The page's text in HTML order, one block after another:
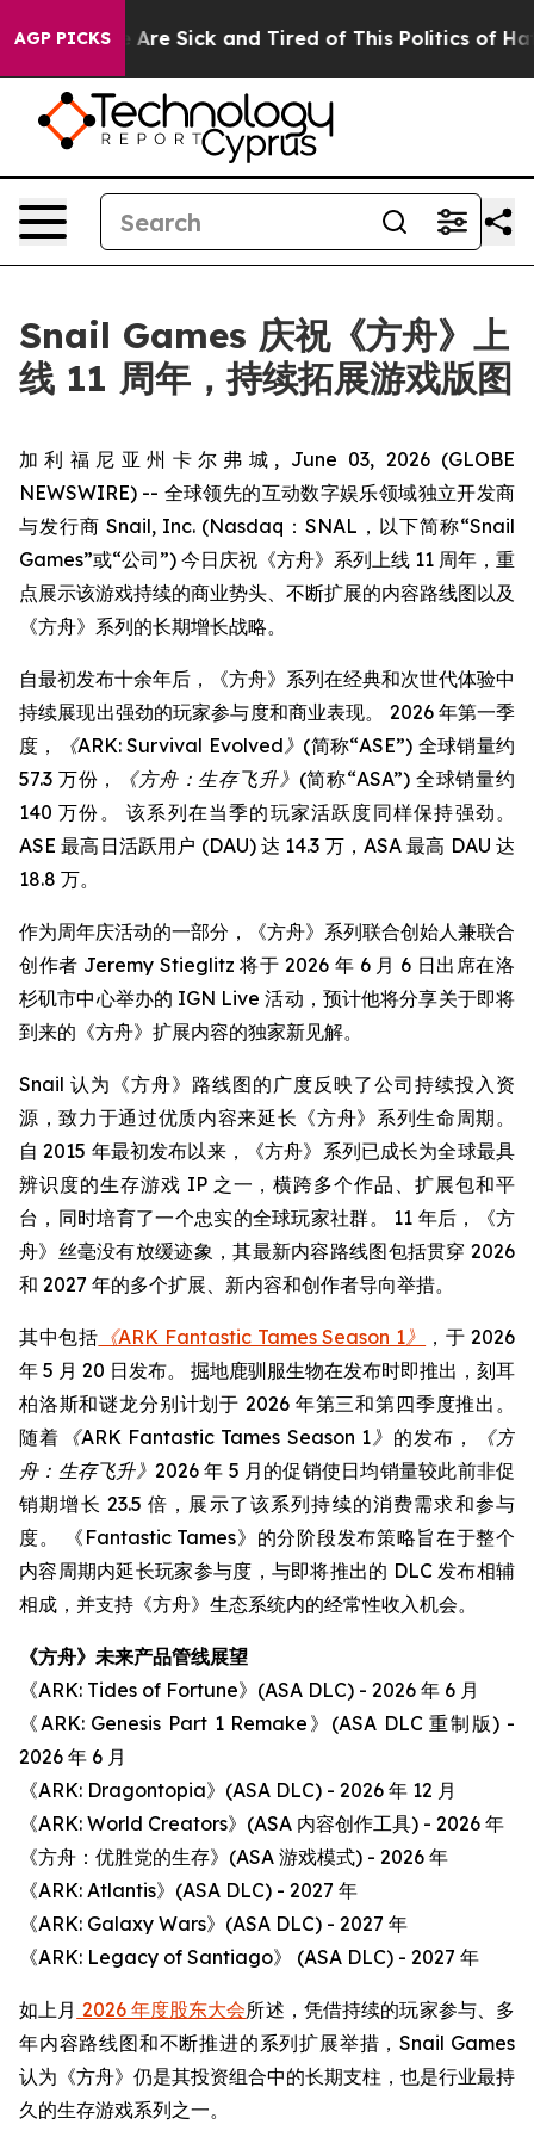
AGP PICKSAre Sick and Tired of This Politics of Hatred”
Snail Games 庆祝《方舟》上
线 11 周年，持续拓展游戏版图
加利福尼亚州卡尔弗城, June 03, 2026 (GLOBE
NEWSWIRE) -- 全球领先的互动数字娱乐领域独立开发商
与发行商 Snail, Inc. (Nasdaq：SNAL，以下简称“Snail
Games”或“公司”) 今日庆祝《方舟》系列上线 11 周年，重
点展示该游戏持续的商业势头、不断扩展的内容路线图以及
《方舟》系列的长期增长战略。
自最初发布十余年后，《方舟》系列在经典和次世代体验中
持续展现出强劲的玩家参与度和商业表现。 2026 年第一季
度，
《ARK: Survival Evolved》 (简称“ASE”) 全球销量约
57.3 万份，
《方舟：生存飞升》 (简称“ASA”) 全球销量约
140 万份。 该系列在当季的玩家活跃度同样保持强劲。
ASE 最高日活跃用户 (DAU) 达 14.3 万，ASA 最高 DAU 达
18.8 万。
作为周年庆活动的一部分，《方舟》系列联合创始人兼联合
创作者 Jeremy Stieglitz 将于 2026 年 6 月 6 日出席在洛
杉矶市中心举办的 IGN Live 活动，预计他将分享关于即将
到来的《方舟》扩展内容的独家新见解。
Snail 认为《方舟》路线图的广度反映了公司持续投入资
源，致力于通过优质内容来延长《方舟》系列生命周期。
自 2015 年最初发布以来，《方舟》系列已成长为全球最具
辨识度的生存游戏 IP 之一，横跨多个作品、扩展包和平
台，同时培育了一个忠实的全球玩家社群。 11 年后，《方
舟》丝毫没有放缓迹象，其最新内容路线图包括贯穿 2026
和 2027 年的多个扩展、新内容和创作者导向举措。
其中包括 《ARK Fantastic Tames Season 1》
，于 2026
年 5 月 20 日发布。 掘地鹿驯服生物在发布时即推出，刻耳
柏洛斯和谜龙分别计划于 2026 年第三和第四季度推出。
随着 《ARK Fantastic Tames Season 1》 的发布，
《方
舟：生存飞升》 2026 年 5 月的促销使日均销量较此前非促
销期增长 23.5 倍，展示了该系列持续的消费需求和参与
度。 《Fantastic Tames》的分阶段发布策略旨在于整个
内容周期内延长玩家参与度，与即将推出的 DLC 发布相辅
相成，并支持《方舟》生态系统内的经常性收入机会。
《方舟》未来产品管线展望
《ARK: Tides of Fortune》(ASA DLC) - 2026 年 6 月
《ARK: Genesis Part 1 Remake》(ASA DLC 重制版) -
2026 年 6 月
《ARK: Dragontopia》(ASA DLC) - 2026 年 12 月
《ARK: World Creators》(ASA 内容创作工具) - 2026 年
《方舟：优胜党的生存》(ASA 游戏模式) - 2026 年
《ARK: Atlantis》(ASA DLC) - 2027 年
《ARK: Galaxy Wars》(ASA DLC) - 2027 年
《ARK: Legacy of Santiago》 (ASA DLC) - 2027 年
如上月 2026 年度股东大会所述，凭借持续的玩家参与、多
年内容路线图和不断推进的系列扩展举措，Snail Games
认为《方舟》仍是其投资组合中的长期支柱，也是行业最持
久的生存游戏系列之一。